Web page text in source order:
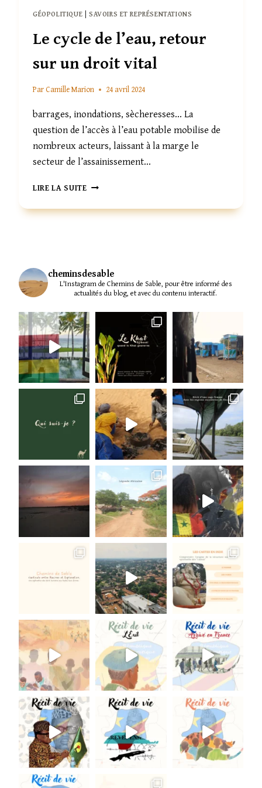
GÉOPOLITIQUE | SAVOIRS ET REPRÉSENTATIONS
Le cycle de l’eau, retour
sur un droit vital
Par Camille Marion 24 avril 2024
barrages, inondations, sècheresses… La
question de l’accès à l’eau potable mobilise de
nombreux acteurs, laissant à la marge le
secteur de l’assainissement…
LIRE LA SUITELE
DE
DROIT
VITAL
cheminsdesable
L'Instagram de Chemins de Sable, pour être informé des
actualités du blog, et avec du contenu interactif.